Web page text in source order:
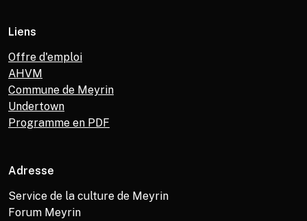
Liens
Offre d'emploi
AHVM
Commune de Meyrin
Undertown
Programme en PDF
Adresse
Service de la culture de Meyrin
Forum Meyrin